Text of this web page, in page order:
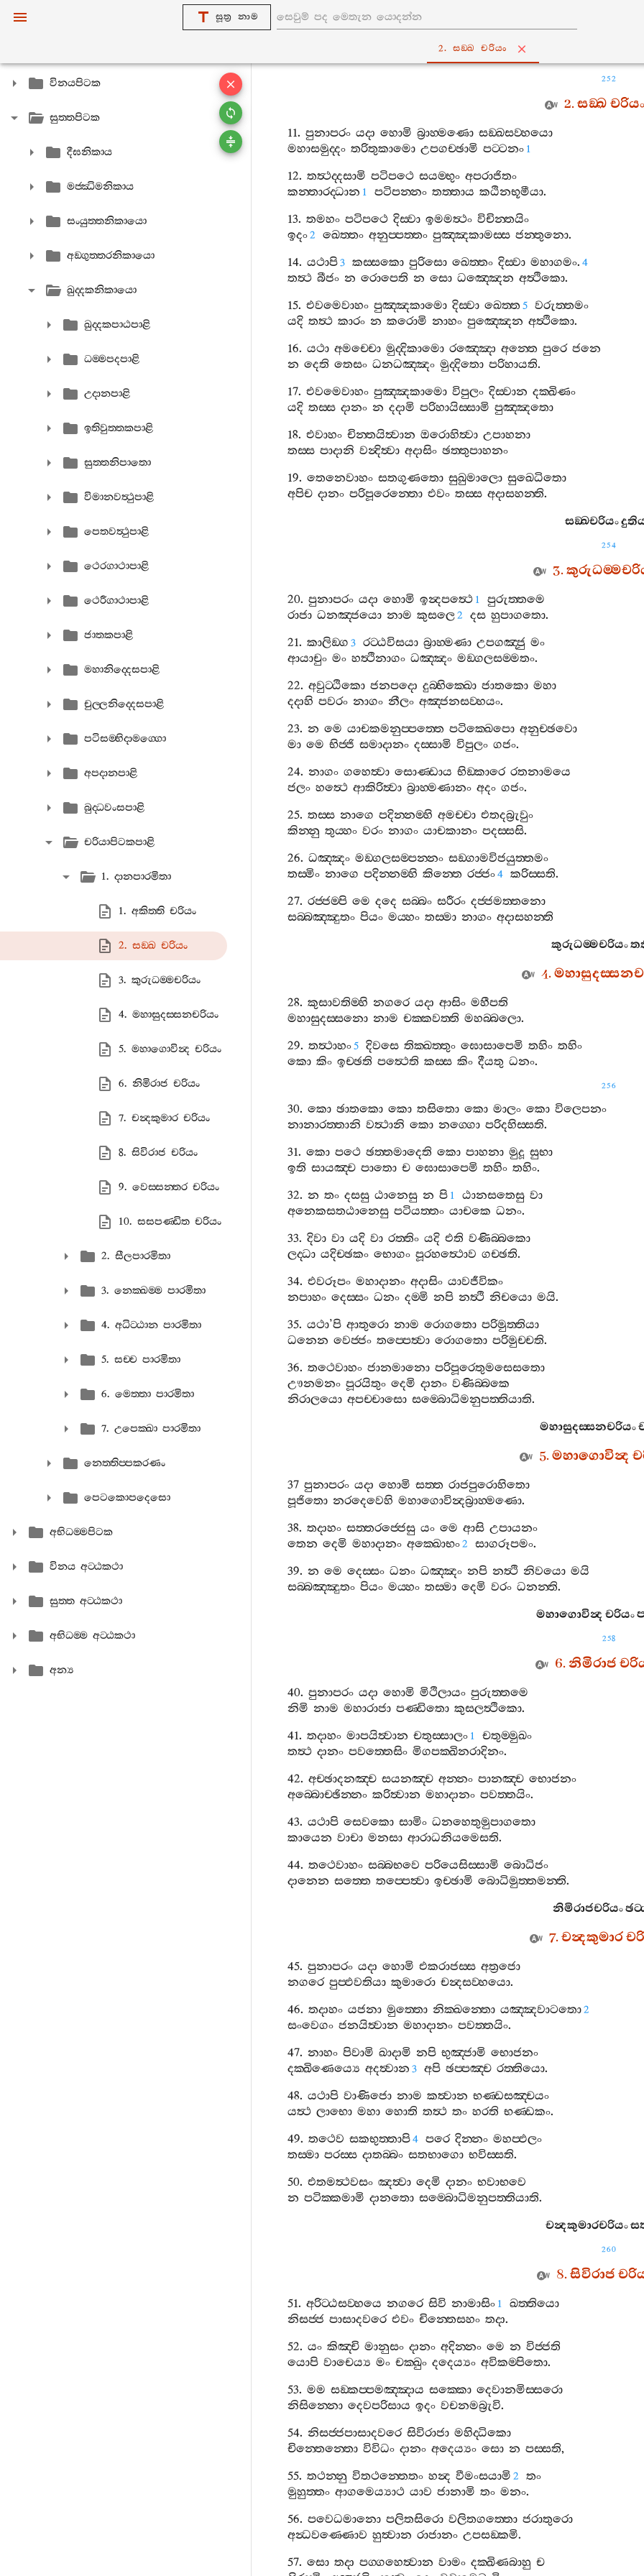
සූත්‍ර නාම
2. සඞ‍්ඛ චරියං
විනයපිටක
සුත‍්තපිටක
දීඝනිකාය
මජ‍්ඣිමනිකාය
සංයුත‍්තනිකායො
අඞ‍්ගුත‍්තරනිකායො
ඛුද‍්දකනිකායො
ඛුද‍්දකපාඨපාළි
ධම‍්මපදපාළි
උදානපාළි
ඉතිවුත‍්තකපාළි
සුත‍්තනිපාතො
විමානවත්‍ථුපාළි
පෙතවත්‍ථුපාළි
ථෙරගාථාපාළි
ථෙරීගාථාපාළි
ජාතකපාළි
මහානිද‍්දෙසපාළි
චුල‍්ලනිද‍්දෙසපාළි
පටිසම‍්භිදාමග‍්ගො
අපදානපාළි
බුද‍්ධවංසපාළි
චරියාපිටකපාළි
1. දානපාරමිතා
1. අකිත‍්ති චරියං
2. සඞ‍්ඛ චරියං
3. කුරුධම‍්මචරියං
4. මහාසුදස‍්සනචරියං
5. මහාගොවින්‍ද චරියං
6. නිමිරාජ චරියං
7. චන්‍දකුමාර චරියං
8. සිවිරාජ චරියං
9. වෙස‍්සන‍්තර චරියං
10. සසපණ‍්ඩිත චරියං
2. සීලපාරමිතා
3. නෙක‍්ඛම‍්ම පාරමිතා
4. අධිට‍්ඨාන පාරමිතා
5. සච‍්ච පාරමිතා
6. මෙත‍්තා පාරමිතා
7. උපෙක‍්ඛා පාරමිතා
නෙත‍්තිප‍්පකරණං
පෙටකොපදෙසො
අභිධම‍්මපිටක
විනය අට‍්ඨකථා
සුත‍්ත අට‍්ඨකථා
අභිධම‍්ම අට‍්ඨකථා
අන්‍ය
252
2.සඞ‍්ඛචරියං
11.පුනාපරං යදා හොමි බ්‍රාහ‍්මණො සඞ‍්ඛසව‍්හයො
මහාසමුද‍්දං තරිතුකාමො උපගච‍්ඡාමි පට‍්ටනං 1
12.තත්‍ථද‍්දසාමි පටිපථෙ සයම‍්භුං අපරාජිතං
කන‍්තාරද‍්ධාන 1 පටිපන‍්නං තත‍්තාය කඨිනභූමීයා.
13.තමහං පටිපථෙ දිස‍්වා ඉමමත්‍ථං විචින‍්තයිං
ඉදං2 ඛෙත‍්තං අනුප‍්පත‍්තං පුඤ‍්ඤකාමස‍්ස ජන‍්තුනො.
14.යථාපි3 කස‍්සකො පුරිසො ඛෙත‍්තං දිස‍්වා මහාගමං. 4
තත්‍ථ බීජං න රොපෙති න සො ධඤ‍්ඤෙන අත්‍ථිකො.
15.එවමෙවාහං පුඤ‍්ඤකාමො දිස‍්වා ඛෙත‍්ත 5
වරුත‍්තමං
යදි තත්‍ථ කාරං න කරොමි නාහං පුඤ‍්ඤෙන අත්‍ථිකො.
16.යථා අමච‍්චො මුද‍්දිකාමො රඤ‍්ඤො අන‍්තෙ පුරෙ ජනෙ
න දෙති තෙසං ධනධඤ‍්ඤං මුද‍්දිතො පරිහායති.
17.එවමෙවාහං පුඤ‍්ඤකාමො විපුලං දිස‍්වාන දක‍්ඛිණං
යදි තස‍්ස දානං න දදාමි පරිහායිස‍්සාමි පුඤ‍්ඤතො
18.එවාහං චින‍්තයිත්‍වාන ඔරොහිත්‍වා උපාහනා
තස‍්ස පාදානි වන්‍දිත්‍වා අදාසිං ඡත‍්තුපාහනං
19.තෙනෙවාහං සතගුණතො සුඛුමාලො සුඛෙධිතො
අපිච දානං පරිපූරෙන‍්තො එවං තස‍්ස අදාසහන‍්ති.
සඞ‍්ඛචරියං
254
3.
20.පුනාපරං යදා හොමි ඉන්‍දපත්‍ථෙ 1
පුරුත‍්තමෙ
රාජා ධනඤ‍්ජයො නාම කුසලෙ2 දස හුපාගතො.
21.කාලිඞ‍්ග 3 රට‍්ඨවිසයා බ්‍රාහ‍්මණා උපගඤ‍්ජු මං
ආයාචුං මං හත්‍ථිනාගං ධඤ‍්ඤං මඞ‍්ගලසම‍්මතං.
22.අවුට‍්ඨිකො ජනපදො දුබ‍්භික‍්ඛො ජාතකො මහා
දදාහි පවරං නාගං නීලං අඤ‍්ජනසව‍්හයං.
23.න මෙ යාචකමනුප‍්පත‍්තෙ පටික‍්ඛෙපො අනුච‍්ඡවො
මා මෙ භිජ‍්ජි සමාදානං දස‍්සාමි විපුලං ගජං.
24.නාගං ගහෙත්‍වා සොණ‍්ඩාය භිඞ‍්කාරෙ රතනාමයෙ
ජලං හත්‍ථෙ ආකිරිත්‍වා බ්‍රාහ‍්මණානං අදං ගජං.
25.තස‍්ස නාගෙ පදින‍්නම‍්හි අමච‍්චා එතදබ්‍රුවුං
කින‍්නු තුය‍්හං වරං නාගං යාචකානං පදස‍්සසි.
26.ධඤ‍්ඤං මඞ‍්ගලසම‍්පන‍්නං සඞ‍්ගාමවිජයුත‍්තමං
තස‍්මිං නාගෙ පදින‍්නම‍්හි කින‍්තෙ රජ‍්ජං4 කරිස‍්සති.
27.රජ‍්ජම‍්පි මෙ දදෙ සබ‍්බං සරීරං දජ‍්ජමත‍්තනො
සබ‍්බඤ‍්ඤුතං පියං මය‍්හං තස‍්මා නාගං අදාසහන‍්ති
කුරුධම‍්මචරියං
4.
28.කුසාවතිම‍්හි නගරෙ යදා ආසිං මහීපති
මහාසුදස‍්සනො නාම චක‍්කවත‍්ති මහබ‍්බලො.
29.තත්‍ථාහං5 දිවසෙ තික‍්ඛත‍්තුං ඝොසාපෙමි තහිං තහිං
කො කිං ඉච‍්ඡති පත්‍ථෙති කස‍්ස කිං දීයතු ධනං.
256
30.කො ඡාතකො කො තසිතො කො මාලං කො විලෙපනං
නානාරත‍්තානි වත්‍ථානි කො නග‍්ගො පරිදහිස‍්සති.
31.කො පථෙ ඡත‍්තමාදෙති කො පාහනා මුදූ සුභා
ඉති සායඤ‍්ච පාතො ච ඝොසාපෙමි තහිං තහිං.
32.න තං දසසු ඨානෙසු න පි 1 ඨානසතෙසු වා
අනෙකසතඨානෙසු පටියත‍්තං යාචකෙ ධනං.
33.දිවා වා යදි වා රත‍්තිං යදි එති වණිබ‍්බකො
ලද‍්ධා යදිච‍්ඡකං භොගං පූරහත්‍ථොව ගච‍්ඡති.
34.එවරූපං මහාදානං අදාසිං යාවජීවිකං
නපාහං දෙස‍්සං ධනං දම‍්මි නපි නත්‍ථි නිචයො මයි.
35.යථා’පි ආතුරො නාම රොගතො පරිමුත‍්තියා
ධනෙන වෙජ‍්ජං තප‍්පෙත්‍වා රොගතො පරිමුච‍්චති.
36.තථෙවාහං ජානමානො පරිපූරෙතුමසෙසතො
ඌනමනං පූරයිතුං දෙමි දානං වණිබ‍්බකෙ
නිරාලයො අපච‍්චාසො සම‍්බොධිමනුපත‍්තියාති.
මහාසුදස‍්සනචරියං
5.මහාගොවින්‍ද
37පුනාපරං යදා හොමි සත‍්ත රාජපුරොහිතො
පූජිතො නරදෙවෙහි මහාගොවින්‍දබ්‍රාහ‍්මණො.
38.තදාහං සත‍්තරජ‍්ජෙසු යං මෙ ආසි උපායනං
තෙන දෙමි මහාදානං අක‍්ඛොභං2 සාගරූපමං.
39.න මෙ දෙස‍්සං ධනං ධඤ‍්ඤං නපි නත්‍ථි නිවයො මයි
සබ‍්බඤ‍්ඤුතං පියං මය‍්හං තස‍්මා දෙමි වරං ධනන‍්ති.
මහාගොවින්‍දචරියං
258
6.නිමිරාජ
40.පුනාපරං යදා හොමි මිථිලායං පුරුත‍්තමෙ
නිමි නාම මහාරාජා පණ‍්ඩිතො කුසලත්‍ථිකො.
41.තදාහං මාපයිත්‍වාන චතුස‍්සාලං 1
චතුම‍්මුඛං
තත්‍ථ දානං පවත‍්තෙසිං මිගපක‍්ඛිනරාදිනං.
42.අච‍්ඡාදනඤ‍්ච සයනඤ‍්ච අන‍්නං පානඤ‍්ච භොජනං
අබ‍්බොච‍්ඡින‍්නං කරිත්‍වාන මහාදානං පවත‍්තයිං.
43.යථාපි සෙවකො සාමිං ධනහෙතුමුපාගතො
කායෙන වාචා මනසා ආරාධනියමෙසති.
44.තථෙවාහං සබ‍්බභවෙ පරියෙසිස‍්සාමි බොධිජං
දානෙන සත‍්තෙ තප‍්පෙත්‍වා ඉච‍්ඡාමි බොධිමුත‍්තමන‍්ති.
නිමිරාජචරියං
7.චන්‍දකුමාර
45.පුනාපරං යදා හොමි එකරාජස‍්ස අත්‍රජො
නගරෙ පුප‍්ඵවතියා කුමාරො චන්‍දසව‍්හයො.
46.තදාහං යජනා මුත‍්තො නික‍්ඛන‍්තො යඤ‍්ඤවාටතො2
සංවෙගං ජනයිත්‍වාන මහාදානං පවත‍්තයිං.
47.නාහං පිවාමි ඛාදාමි නපි භුඤ‍්ජාමි භොජනං
දක‍්ඛිණෙය්‍යෙ අදත්‍වාන 3 අපි ඡප‍්පඤ‍්ච රත‍්තියො.
48.යථාපි වාණිජො නාම කත්‍වාන භණ‍්ඩසඤ‍්චයං
යත්‍ථ ලාභො මහා හොති තත්‍ථ තං හරති භණ‍්ඩකං.
49.තථෙව සකභුත‍්තාපි4 පරෙ දින‍්නං මහප‍්ඵලං
තස‍්මා පරස‍්ස දාතබ‍්බං සතභාගො භවිස‍්සති.
50.එතමත්‍ථවසං ඤත්‍වා දෙමි දානං භවාභවෙ
න පටික‍්කමාමි දානතො සම‍්බොධිමනුපත‍්තියාති.
චන්‍දකුමාරචරියං
260
8.සිවිරාජ
51.අරිට‍්ඨසව‍්හයෙ නගරෙ සිවි නාමාසිං 1
ඛත‍්තියො
නිසජ‍්ජ පාසාදවරෙ එවං චින‍්තෙසහං තදා.
52.යං කිඤ‍්චි මානුසං දානං අදින‍්නං මෙ න විජ‍්ජති
යොපි වාචෙය්‍ය මං චක‍්ඛුං දදෙය්‍යං අවිකම‍්පිතො.
53.මම සඞ‍්කප‍්පමඤ‍්ඤාය සක‍්කො දෙවානමිස‍්සරො
නිසින‍්නො දෙවපරිසාය ඉදං වචනමබ්‍රුවි.
54.නිසජ‍්ජපාසාදවරෙ සිවිරාජා මහිද‍්ධිකො
චින‍්තෙන‍්තො විවිධං දානං අදෙය්‍යං සො න පස‍්සති,
55.තථන‍්නු විතථන‍්තෙතං හන්‍ද වීමංසයාමි 2
තං
මුහුත‍්තං ආගමෙය්‍යාථ යාව ජානාමි තං මනං.
56.පවෙධමානො පලිතසිරො වලිතගත‍්තො ජරාතුරො
අන්‍ධවණ‍්ණොව හුත්‍වාන රාජානං උපසඞ‍්කමි.
57.සො තදා පග‍්ගහෙත්‍වාන වාමං දක‍්ඛිණබාහු ච